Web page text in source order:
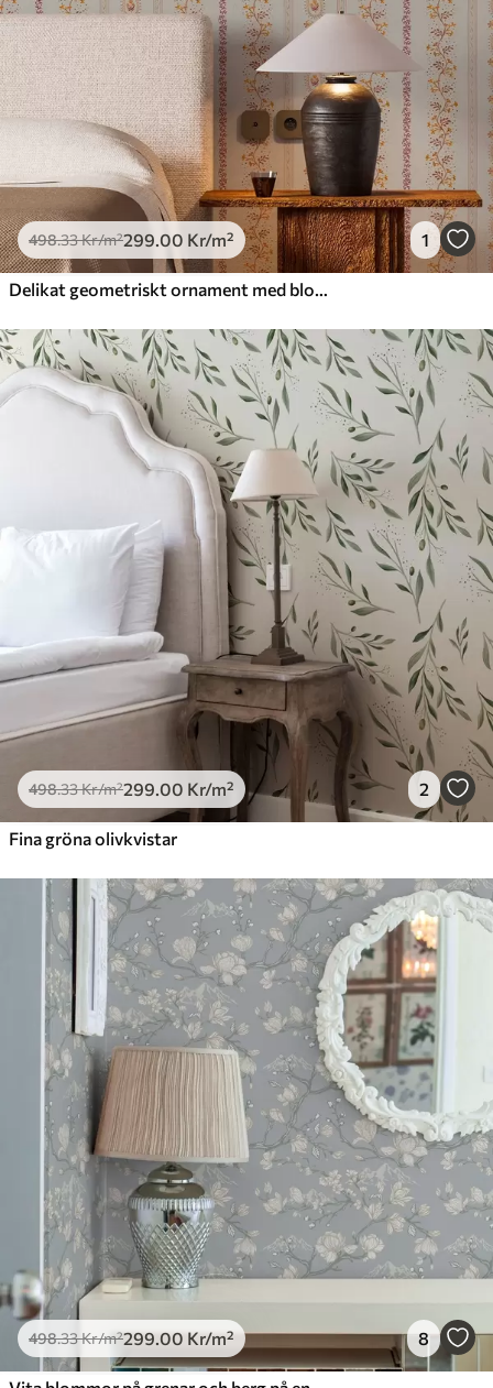
498.33Kr/m²299.00 Kr/m² 1
Delikat geometriskt ornament med blommor och växter
498.33Kr/m²299.00 Kr/m² 2
Fina gröna olivkvistar
498.33Kr/m²299.00 Kr/m² 8